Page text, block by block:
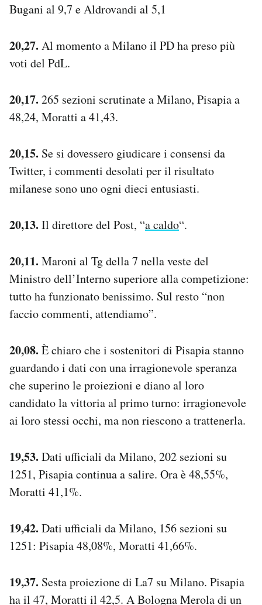
Bugani al 9,7 e Aldrovandi al 5,1
20,27. Al momento a Milano il PD ha preso più
voti del PdL.
20,17. 265 sezioni scrutinate a Milano, Pisapia a
48,24, Moratti a 41,43.
20,15. Se si dovessero giudicare i consensi da
Twitter, i commenti desolati per il risultato
milanese sono uno ogni dieci entusiasti.
20,13. Il direttore del Post, “a caldo“.
20,11. Maroni al Tg della 7 nella veste del
Ministro dell’Interno superiore alla competizione:
tutto ha funzionato benissimo. Sul resto “non
faccio commenti, attendiamo”.
20,08. È chiaro che i sostenitori di Pisapia stanno
guardando i dati con una irragionevole speranza
che superino le proiezioni e diano al loro
candidato la vittoria al primo turno: irragionevole
ai loro stessi occhi, ma non riescono a trattenerla.
19,53. Dati ufficiali da Milano, 202 sezioni su
1251, Pisapia continua a salire. Ora è 48,55%,
Moratti 41,1%.
19,42. Dati ufficiali da Milano, 156 sezioni su
1251: Pisapia 48,08%, Moratti 41,66%.
19,37. Sesta proiezione di La7 su Milano. Pisapia
ha il 47, Moratti il 42,5. A Bologna Merola di un